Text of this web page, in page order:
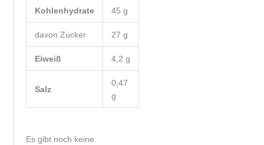
Kohlenhydrate 45 g
davon Zucker 27 g
Eiweiß 4,2 g
Salz
0,47
g
Es gibt noch keine